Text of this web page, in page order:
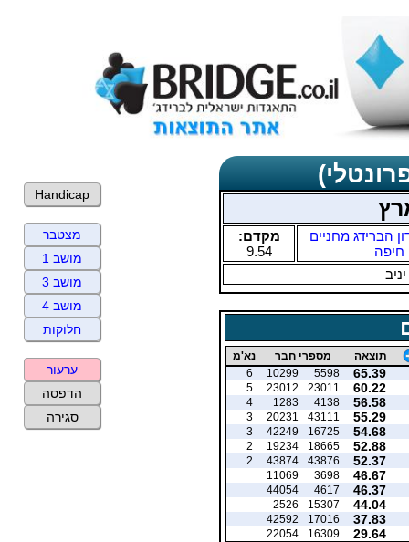
הברידג מחניים
חיפה
מקדם:
9.54
תוצאה מספרי חבר נא'מ
65.39
5598
10299
6
60.22
23011
23012
5
56.58
4138
1283
4
55.29
43111
20231
3
54.68
16725
42249
3
52.88
18665
19234
2
52.37
43876
43874
2
46.67
3698
11069
46.37
4617
44054
44.04
15307
2526
37.83
17016
42592
29.64
16309
22054
Handicap
מצטבר
מושב 1
מושב 3
מושב 4
חלוקות
ערעור
הדפסה
סגירה